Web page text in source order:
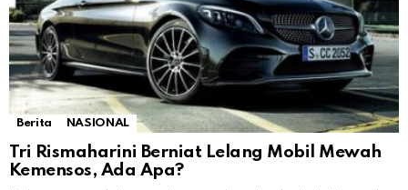
Berita NASIONAL
Tri Rismaharini Berniat Lelang Mobil Mewah
Kemensos, Ada Apa?